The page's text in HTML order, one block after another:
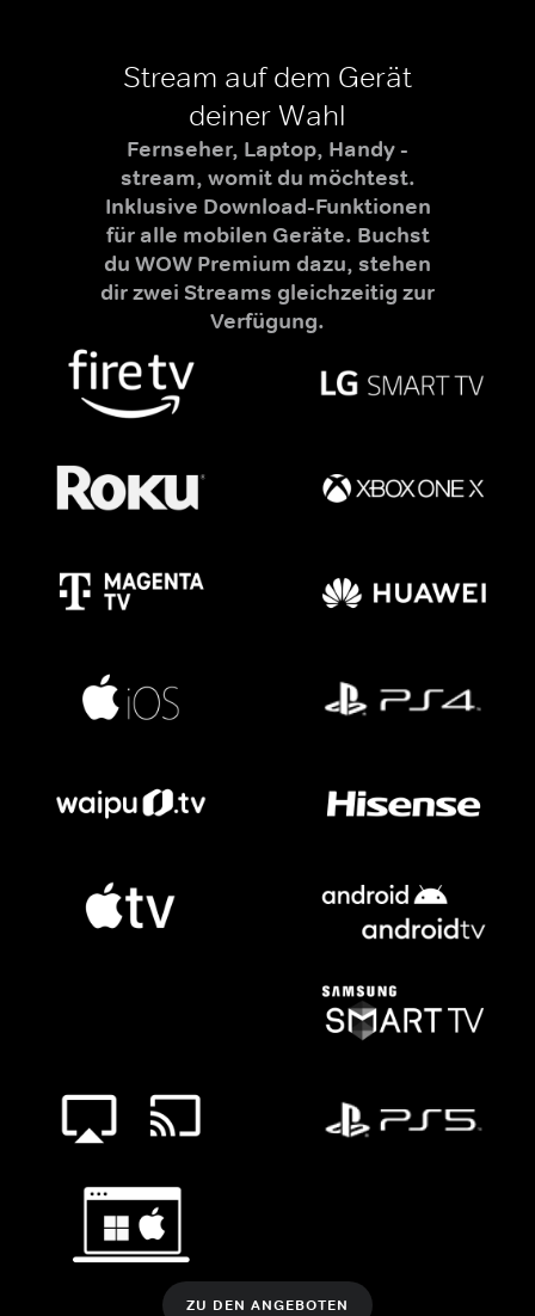
Stream auf dem Gerät
deiner Wahl
Fernseher, Laptop, Handy -
stream, womit du möchtest.
Inklusive Download-Funktionen
für alle mobilen Geräte. Buchst
du WOW Premium dazu, stehen
dir zwei Streams gleichzeitig zur
Verfügung.
ZU DEN ANGEBOTEN